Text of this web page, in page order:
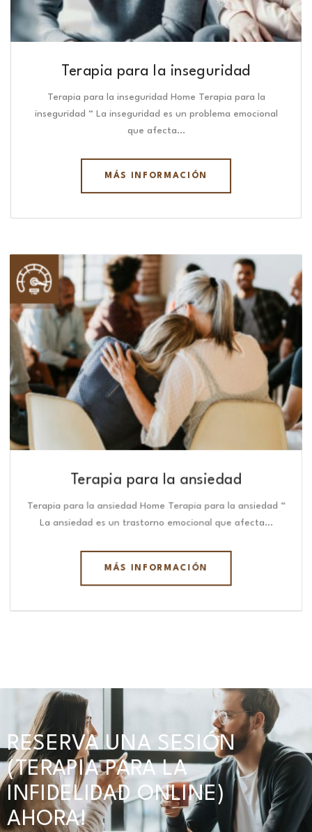
Terapia para la inseguridad
Terapia para la inseguridad Home Terapia para la
inseguridad “ La inseguridad es un problema emocional
que afecta…
MÁS INFORMACIÓN
Terapia para la ansiedad
Terapia para la ansiedad Home Terapia para la ansiedad “
La ansiedad es un trastorno emocional que afecta…
MÁS INFORMACIÓN
RESERVA UNA SESIÓN
(TERAPIA PARA LA
INFIDELIDAD ONLINE)
AHORA!